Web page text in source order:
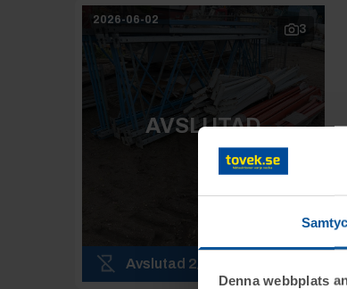
Denna webbplats
2026-06-02
3
AVSLUTAD
Avslutad 2/6 09:03